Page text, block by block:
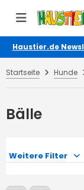
Haustier.de
Startseite Hunde
Bälle
Weitere Filter